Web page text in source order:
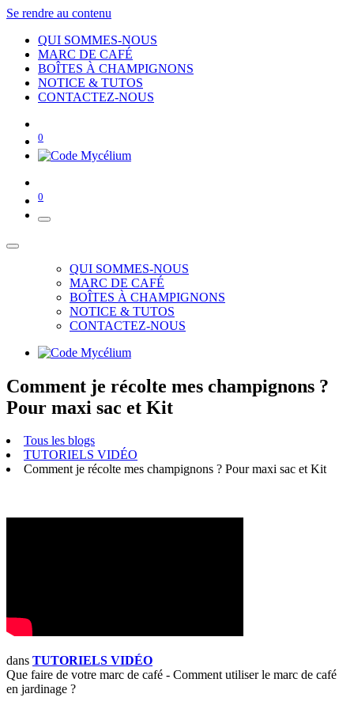
Se rendre au contenu
QUI SOMMES-NOUS
MARC DE CAFÉ
BOÎTES À CHAMPIGNONS
NOTICE & TUTOS
CONTACTEZ-NOUS
0
0
QUI SOMMES-NOUS
MARC DE CAFÉ
BOÎTES À CHAMPIGNONS
NOTICE & TUTOS
CONTACTEZ-NOUS
Comment je récolte mes champignons ?
Pour maxi sac et Kit
Tous les blogs
TUTORIELS VIDÉO
Comment je récolte mes champignons ? Pour maxi sac et Kit
dans TUTORIELS VIDÉO
Que faire de votre marc de café - Comment utiliser le marc de café
en jardinage ?